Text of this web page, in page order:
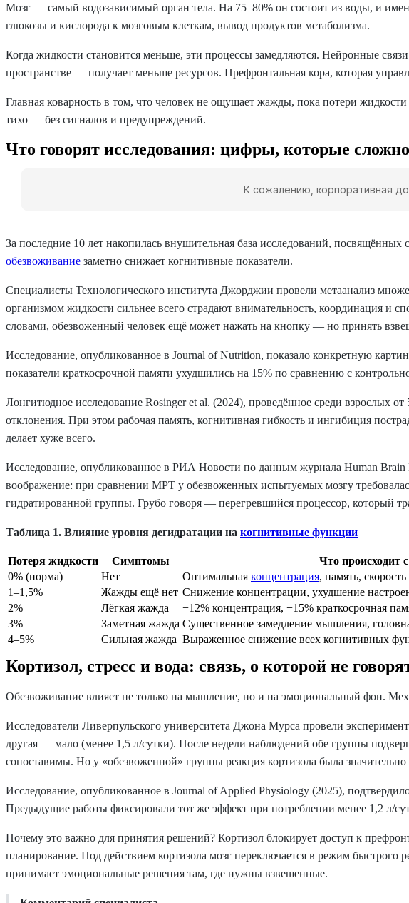
Мозг — самый водозависимый орган тела. На 75–80% он состоит из воды, и
глюкозы и кислорода к мозговым клеткам, вывод продуктов метаболизма.
Когда жидкости становится меньше, эти процессы замедляются. Нейронные
пространстве — получает меньше ресурсов. Префронтальная кора, которая
Главная коварность в том, что человек не ощущает жажды, пока потери
тихо — без сигналов и предупреждений.
Что говорят исследования: цифры, которые
К сожалению, корпоративная
За последние 10 лет накопилась внушительная база исследований,
обезвоживание заметно снижает когнитивные показатели.
Специалисты Технологического института Джорджии провели метаанализ
организмом жидкости сильнее всего страдают внимательность, координация и
словами, обезвоженный человек ещё может нажать на кнопку — но принять
Исследование, опубликованное в Journal of Nutrition, показало конкретную
показатели краткосрочной памяти ухудшились на 15% по сравнению с
Лонгитюдное исследование Rosinger et al. (2024), проведённое среди взрослых
отклонения. При этом рабочая память, когнитивная гибкость и ингибиция
делает хуже всего.
Исследование, опубликованное в РИА Новости по данным журнала Human Brain
воображение: при сравнении МРТ у обезвоженных испытуемых мозгу
гидратированной группы. Грубо говоря — перегревшийся процессор, который
Таблица 1. Влияние уровня дегидратации на когнитивные функции
Потеря жидкости Симптомы
Что происходит
0% (норма)
Нет Оптимальная концентрация, память,
1–1,5%
Жажды ещё нет Снижение концентрации, ухудшение
2%
Лёгкая жажда
−12% концентрация, −15% краткосрочная
3%
Заметная жажда Существенное замедление мышления,
4–5%
Сильная жажда Выраженное снижение всех когнитивных
Кортизол, стресс и вода: связь, о которой не
Обезвоживание влияет не только на мышление, но и на эмоциональный фон.
Исследователи Ливерпульского университета Джона Мурса провели
другая — мало (менее 1,5 л/сутки). После недели наблюдений обе группы
сопоставимы. Но у «обезвоженной» группы реакция кортизола была
Исследование, опубликованное в Journal of Applied Physiology (2025),
Предыдущие работы фиксировали тот же эффект при потреблении менее 1,2 л/
Почему это важно для принятия решений? Кортизол блокирует доступ к
планирование. Под действием кортизола мозг переключается в режим
принимает эмоциональные решения там, где нужны взвешенные.